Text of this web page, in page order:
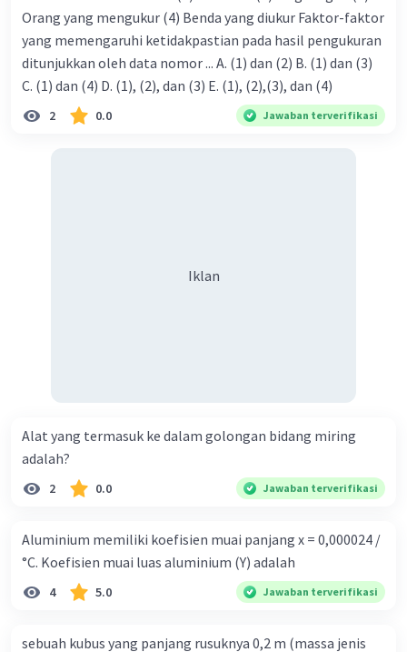
Beri Rating·0.0(0) Balas
Orang yang mengukur (4) Benda yang diukur Faktor-faktor
yang memengaruhi ketidakpastian pada hasil pengukuran
ditunjukkan oleh data nomor ... A. (1) dan (2) B. (1) dan (3)
C. (1) dan (4) D. (1), (2), dan (3) E. (1), (2),(3), dan (4)
2 0.0 Jawaban terverifikasi
Iklan
Alat yang termasuk ke dalam golongan bidang miring
adalah?
2 0.0 Jawaban terverifikasi
Aluminium memiliki koefisien muai panjang x = 0,000024 /
°C. Koefisien muai luas aluminium (Y) adalah
4 5.0 Jawaban terverifikasi
sebuah kubus yang panjang rusuknya 0,2 m (massa jenis